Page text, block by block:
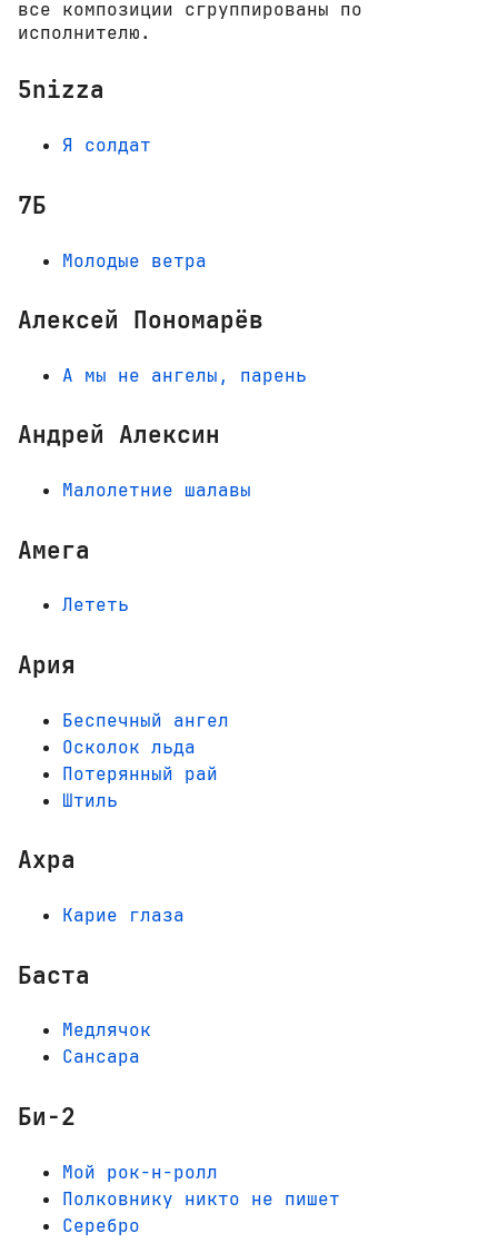
все композиции сгруппированы по
исполнителю.
5nizza
Я солдат
7Б
Молодые ветра
Алексей Пономарёв
А мы не ангелы, парень
Андрей Алексин
Малолетние шалавы
Амега
Лететь
Ария
Беспечный ангел
Осколок льда
Потерянный рай
Штиль
Ахра
Карие глаза
Баста
Медлячок
Сансара
Би-2
Мой рок-н-ролл
Полковнику никто не пишет
Серебро